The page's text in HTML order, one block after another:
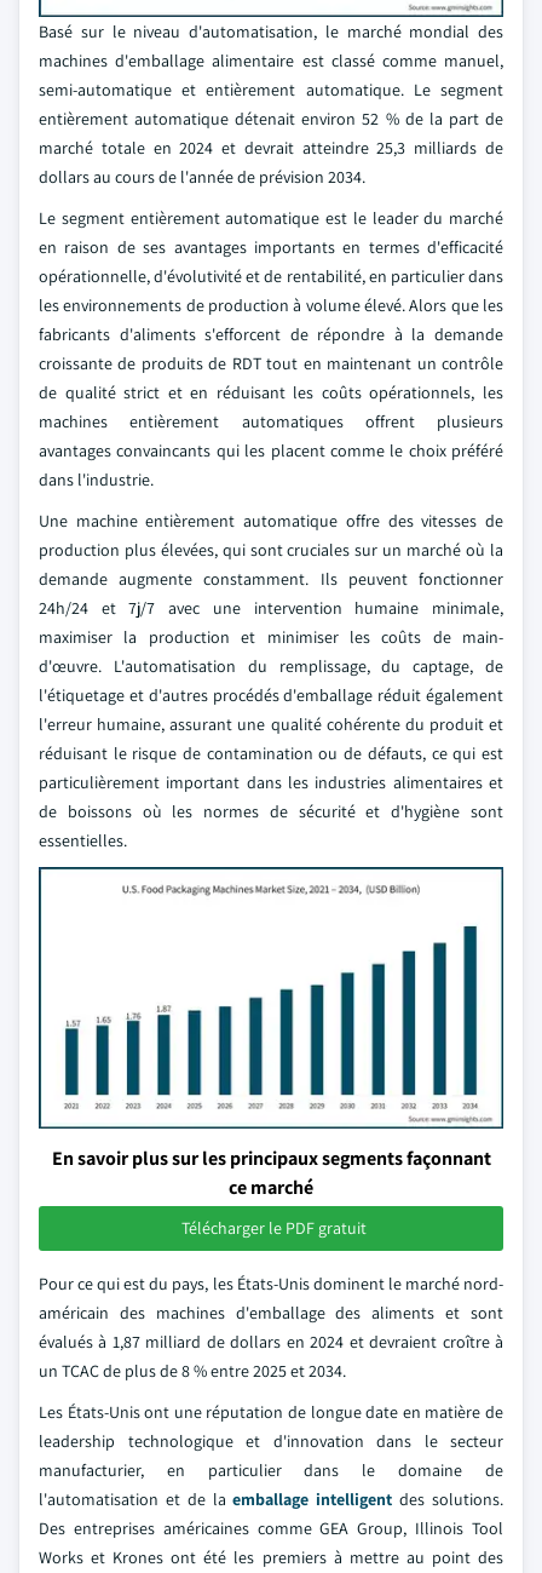
Basé sur le niveau d'automatisation, le marché mondial des
machines d'emballage alimentaire est classé comme manuel,
semi-automatique et entièrement automatique. Le segment
entièrement automatique détenait environ 52 % de la part de
marché totale en 2024 et devrait atteindre 25,3 milliards de
dollars au cours de l'année de prévision 2034.
Le segment entièrement automatique est le leader du marché
en raison de ses avantages importants en termes d'efficacité
opérationnelle, d'évolutivité et de rentabilité, en particulier dans
les environnements de production à volume élevé. Alors que les
fabricants d'aliments s'efforcent de répondre à la demande
croissante de produits de RDT tout en maintenant un contrôle
de qualité strict et en réduisant les coûts opérationnels, les
machines entièrement automatiques offrent plusieurs
avantages convaincants qui les placent comme le choix préféré
dans l'industrie.
Une machine entièrement automatique offre des vitesses de
production plus élevées, qui sont cruciales sur un marché où la
demande augmente constamment. Ils peuvent fonctionner
24h/24 et 7j/7 avec une intervention humaine minimale,
maximiser la production et minimiser les coûts de main-
d'œuvre. L'automatisation du remplissage, du captage, de
l'étiquetage et d'autres procédés d'emballage réduit également
l'erreur humaine, assurant une qualité cohérente du produit et
réduisant le risque de contamination ou de défauts, ce qui est
particulièrement important dans les industries alimentaires et
de boissons où les normes de sécurité et d'hygiène sont
essentielles.
En savoir plus sur les principaux segments façonnant
ce marché
Télécharger le PDF gratuit
Pour ce qui est du pays, les États-Unis dominent le marché nord-
américain des machines d'emballage des aliments et sont
évalués à 1,87 milliard de dollars en 2024 et devraient croître à
un TCAC de plus de 8 % entre 2025 et 2034.
Les États-Unis ont une réputation de longue date en matière de
leadership technologique et d'innovation dans le secteur
manufacturier, en particulier dans le domaine de
l'automatisation et de laemballage intelligent des solutions.
Des entreprises américaines comme GEA Group, Illinois Tool
Works et Krones ont été les premiers à mettre au point des